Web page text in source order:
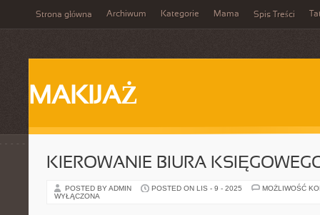
Strona główna Archiwum Kategorie Mama Spis Treści
MAKIJAŻ
KIEROWANIE BIURA
POSTED BY ADMIN POSTED ON LIS - 9 - 2025
MOŻLIWOŚĆ
WYŁĄCZONA